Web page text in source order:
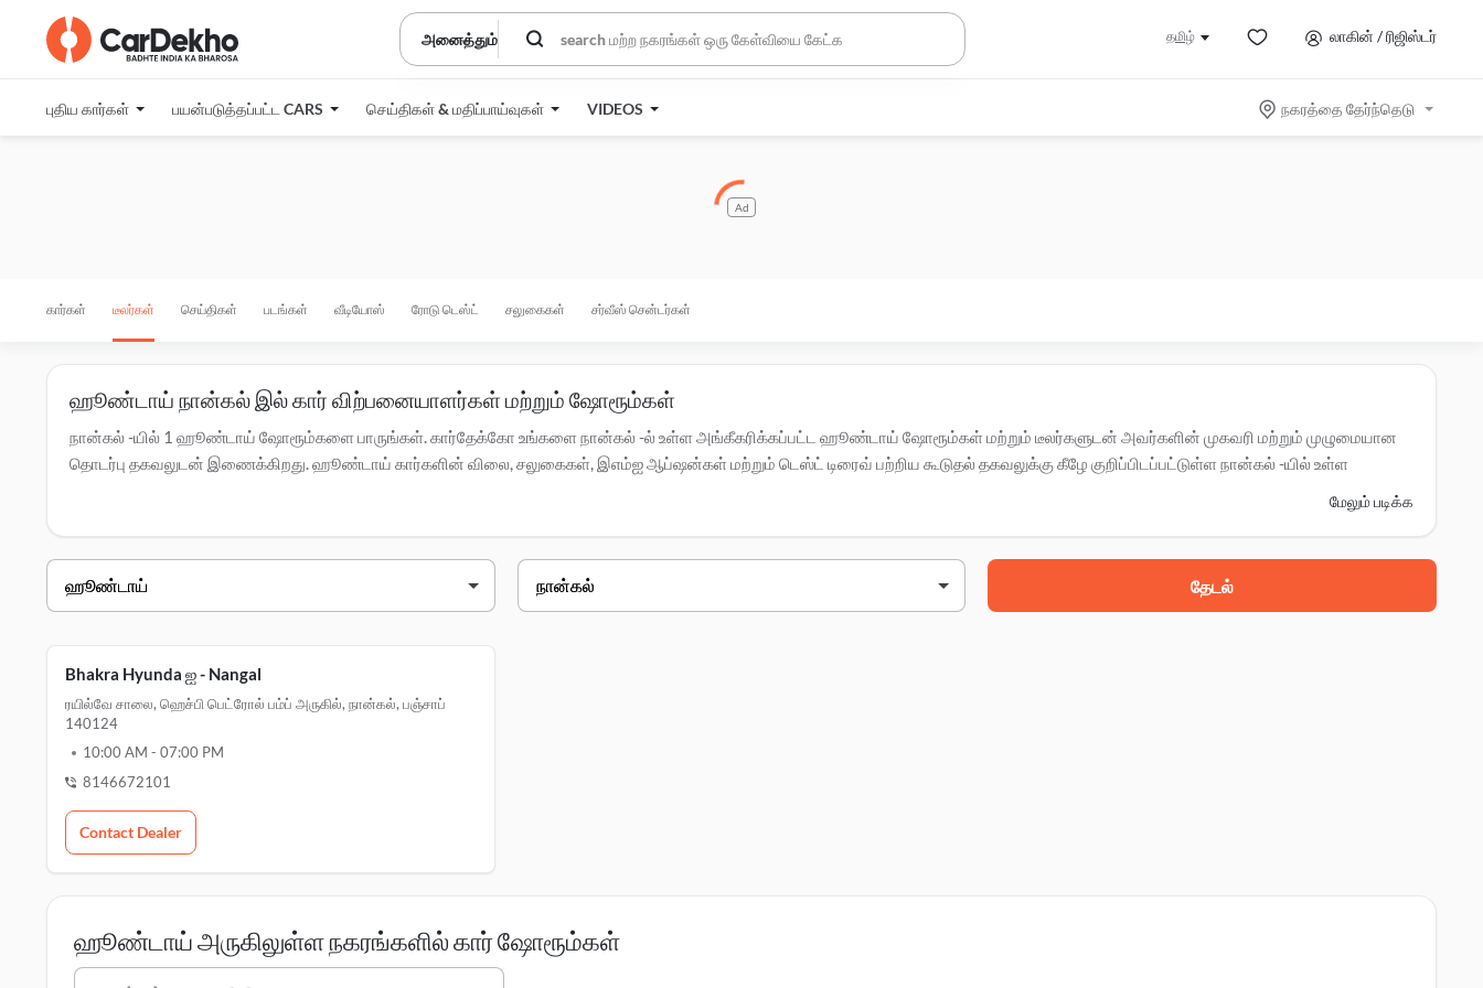
அனைத்தும் தமிழ் லாகின் / ரிஜிஸ்டர்
புதிய கார்கள் பயன்படுத்தப்பட்ட CARS செய்திகள் & மதிப்பாய்வுகள் VIDEOS நகரத்தை தேர்ந்தெடு
Ad
கார்கள் டீலர்கள் செய்திகள் படங்கள் வீடியோஸ் ரோடு டெஸ்ட் சலுகைகள் சர்வீஸ் சென்டர்கள்
ஹூண்டாய் நான்கல் இல் கார் விற்பனையாளர்கள் மற்றும் ஷோரூம்கள்
நான்கல் -யில் 1 ஹூண்டாய் ஷோரூம்களை பாருங்கள். கார்தேக்கோ உங்களை நான்கல் -ல் உள்ள அங்கீகரிக்கப்பட்ட ஹூண்டாய் ஷோரூம்கள் மற்றும் டீலர்களுடன் அவர்களின் முகவரி மற்றும் முழுமையான
தொடர்பு தகவலுடன் இணைக்கிறது. ஹூண்டாய் கார்களின் விலை, சலுகைகள், இஎம்ஐ ஆப்ஷன்கள் மற்றும் டெஸ்ட் டிரைவ் பற்றிய கூடுதல் தகவலுக்கு கீழே குறிப்பிடப்பட்டுள்ள நான்கல் -யில் உள்ள
முகவரி
பக்ரா ஹூண்டாய் - நான்கல் ரயில்வே சாலை, ஹெச்பி பெட்ரோல் பம்ப் அருகில், நான்கல், 140124
மேலும் படிக்க
தேடல்
Bhakra Hyunda ஐ - Nangal
ரயில்வே சாலை, ஹெச்பி பெட்ரோல் பம்ப் அருகில், நான்கல், பஞ்சாப்
140124
10:00 AM - 07:00 PM
8146672101
Contact Dealer
ஹூண்டாய் அருகிலுள்ள நகரங்களில் கார் ஷோரூம்கள்